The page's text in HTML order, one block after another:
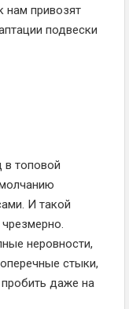
нам привозят
подвески
топовой
И такой
неровности,
стыки,
даже на